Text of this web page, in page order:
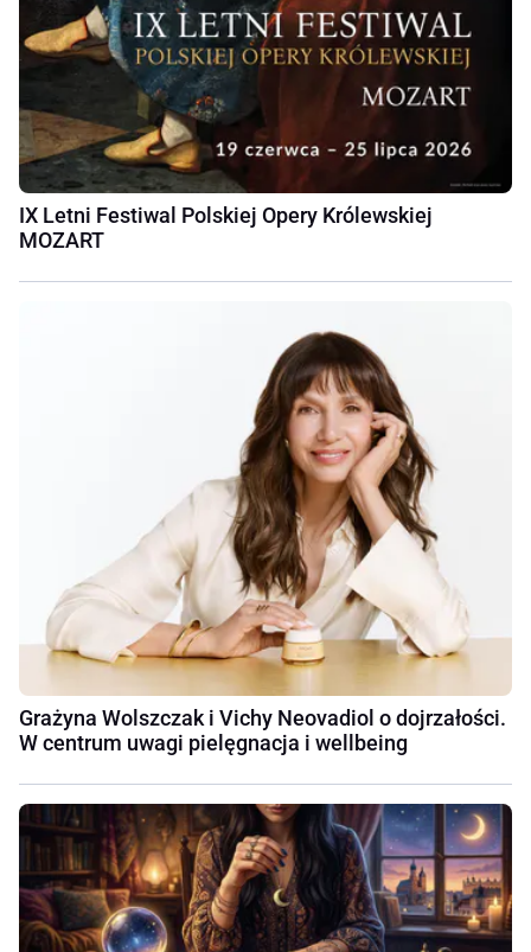
IX Letni Festiwal Polskiej Opery Królewskiej
MOZART
Grażyna Wolszczak i Vichy Neovadiol o dojrzałości.
W centrum uwagi pielęgnacja i wellbeing